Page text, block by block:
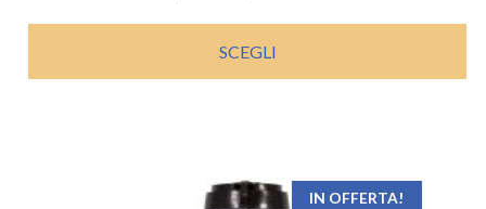
SCEGLI
IN OFFERTA!